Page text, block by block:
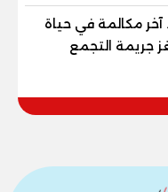
مكالمة في حياة
جريمة التجمع